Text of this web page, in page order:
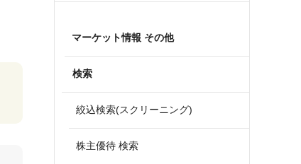
マーケット情報 その他
検索
絞込検索(スクリーニング)
株主優待 検索